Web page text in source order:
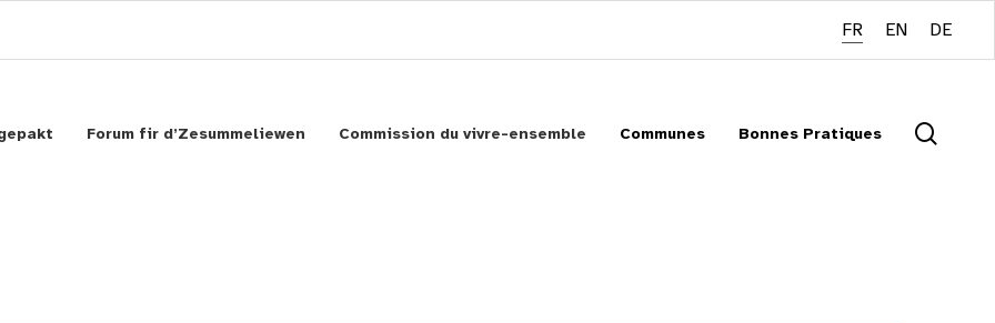
FR EN DE
Forum fir d’Zesummeliewen Commission du vivre-ensemble Communes Bonnes Pratiques